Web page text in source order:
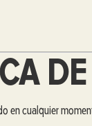
cualquier